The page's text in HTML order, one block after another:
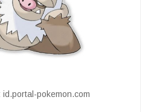
pokemon.com